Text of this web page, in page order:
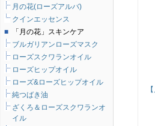
月の花(ローズアルバ)
クインエッセンス
■
「月の花」スキンケア
ブルガリアンローズマスク
ローズスクワランオイル
ローズヒップオイル
ローズ&ローズヒップオイル
純つばき油
ざくろ＆ローズスクワランオ
イル